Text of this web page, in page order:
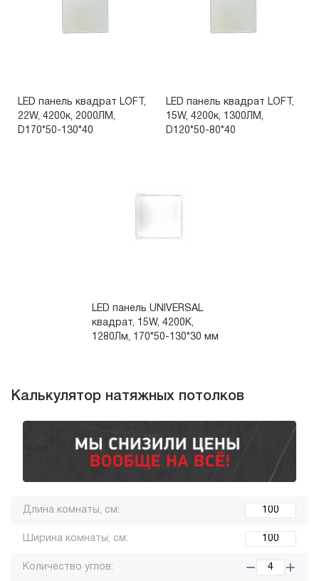
LED панель квадрат LOFT,
22W, 4200к, 2000ЛМ,
D170*50-130*40
LED панель квадрат LOFT,
15W, 4200к, 1300ЛМ,
D120*50-80*40
LED панель UNIVERSAL
квадрат, 15W, 4200К,
1280Лм, 170*50-130*30 мм
Калькулятор натяжных потолков
Длина комнаты, см:
Ширина комнаты, см:
Количество углов: